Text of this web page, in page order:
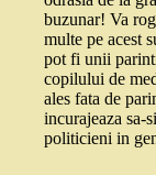
buzunar! Va
multe pe acest
pot fi unii
copilului de
ales fata de
incurajeaza sa-
politicieni in